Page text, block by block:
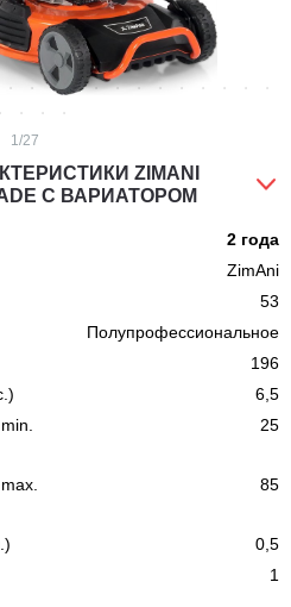
1 /27
ZIMANI
С ВАРИАТОРОМ
2 года
ZimAni
53
Полупрофессиональное
196
6,5
25
85
0,5
1